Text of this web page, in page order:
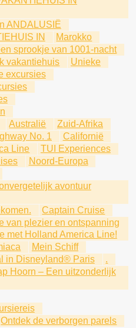
ANDALUSIË
IN
Marokko
sprookje van 1001-nacht
vakantiehuis
Unieke
excursies
Australië
Zuid-Afrika
No. 1
Californië
Line
TUI Experiences
Noord-Europa
avontuur
Captain Cruise
van plezier en ontspanning
met Holland America Line!
Mein Schiff
in Disneyland® Paris
.
Hoorn – Een uitzonderlijk
Ontdek de verborgen parels